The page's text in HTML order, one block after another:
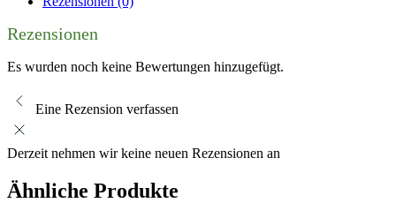
Rezensionen
Es wurden noch keine Bewertungen hinzugefügt.
Eine Rezension verfassen
Derzeit nehmen wir keine neuen Rezensionen an
Ähnliche Produkte